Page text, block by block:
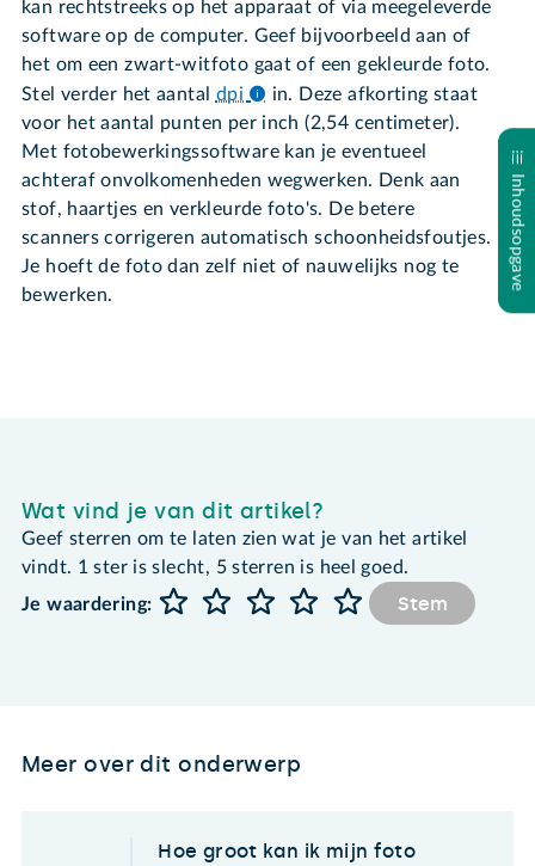
kan rechtstreeks op het apparaat of via meegeleverde
software op de computer. Geef bijvoorbeeld aan of
het om een zwart-witfoto gaat of een gekleurde foto.
Stel verder het aantal dpi
in. Deze afkorting staat
voor het aantal punten per inch (2,54 centimeter).
Met fotobewerkingssoftware kan je eventueel
achteraf onvolkomenheden wegwerken. Denk aan
stof, haartjes en verkleurde foto's. De betere
scanners corrigeren automatisch schoonheidsfoutjes.
Je hoeft de foto dan zelf niet of nauwelijks nog te
bewerken.
Inhoudsopgave
Wat vind je van dit artikel?
Geef sterren om te laten zien wat je van het artikel
vindt. 1 ster is slecht, 5 sterren is heel goed.
Je waardering:
Stem
Meer over dit onderwerp
Hoe groot kan ik mijn foto